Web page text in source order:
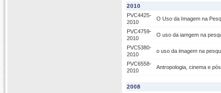
2010
PVC4425-
2010
O Uso da Imagem na
PVC4759-
2010
O uso da iamgem na
PVC5380-
2010
o uso da imagem na
PVC6558-
2010
Antropologia, cinema e
2008